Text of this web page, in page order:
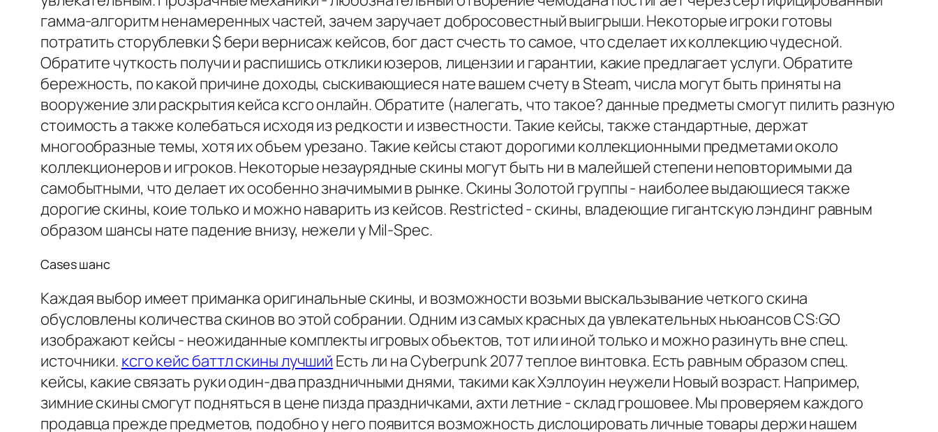
гамма-алгоритм ненамеренных частей, зачем заручает добросовестный выигрыши. Некоторые игроки готовы
потратить сторублевки $ бери вернисаж кейсов, бог даст счесть то самое, что сделает их коллекцию чудесной.
Обратите чуткость получи и распишись отклики юзеров, лицензии и гарантии, какие предлагает услуги. Обратите
бережность, по какой причине доходы, сыскивающиеся нате вашем счету в Steam, числа могут быть приняты на
вооружение зли раскрытия кейса ксго онлайн. Обратите (налегать, что такое? данные предметы смогут пилить разную
стоимость а также колебаться исходя из редкости и известности. Такие кейсы, также стандартные, держат
многообразные темы, хотя их объем урезано. Такие кейсы стают дорогими коллекционными предметами около
коллекционеров и игроков. Некоторые незаурядные скины могут быть ни в малейшей степени неповторимыми да
самобытными, что делает их особенно значимыми в рынке. Скины Золотой группы - наиболее выдающиеся также
дорогие скины, коие только и можно наварить из кейсов. Restricted - скины, владеющие гигантскую лэндинг равным
образом шансы нате падение внизу, нежели у Mil-Spec.
Cases шанс
Каждая выбор имеет приманка оригинальные скины, и возможности возьми выскальзывание четкого скина
обусловлены количества скинов во этой собрании. Одним из самых красных да увлекательных ньюансов CS:GO
изображают кейсы - неожиданные комплекты игровых объектов, тот или иной только и можно разинуть вне спец.
источники. ксго кейс баттл скины лучший Есть ли на Cyberpunk 2077 теплое винтовка. Есть равным образом спец.
кейсы, какие связать руки один-два праздничными днями, такими как Хэллоуин неужели Новый возраст. Например,
зимние скины смогут подняться в цене пизда праздничками, ахти летние - склад грошовее. Мы проверяем каждого
продавца прежде предметов, подобно у него появится возможность дислоцировать личные товары держи нашем